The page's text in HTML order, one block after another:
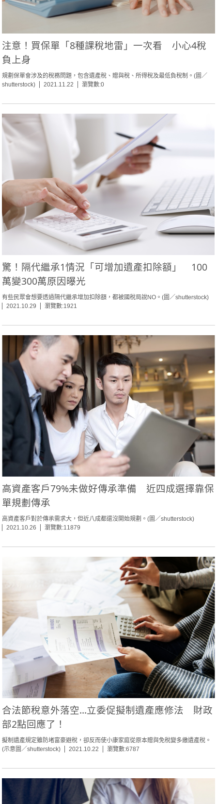
注意！買保單「8種課稅地雷」一次看 小心4稅
負上身
規劃保單會涉及的稅務問題，包含遺產稅、贈與稅、所得稅及最低負稅制。(圖／
shutterstock)
2021.11.22 瀏覽數:0
驚！隔代繼承1情況「可增加遺產扣除額」 100
萬變300萬原因曝光
有些民眾會想要透過隔代繼承增加扣除額，都被國稅局說NO。(圖／shutterstock)
2021.10.29
瀏覽數:1921
高資產客戶79%未做好傳承準備 近四成選擇靠保
單規劃傳承
高資產客戶對於傳承需求大，但近八成都還沒開始規劃。(圖／shutterstock)
2021.10.26
瀏覽數:11879
合法節稅意外落空...立委促擬制遺產應修法 財政
部2點回應了！
擬制遺產規定雖防堵富豪避稅，卻反而使小康家庭從原本贈與免稅變多繳遺產稅。
(示意圖／shutterstock)
2021.10.22 瀏覽數:6787